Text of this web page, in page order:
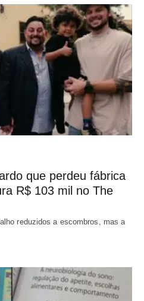
que perdeu fábrica
R$ 103 mil no The
reduzidos a escombros, mas a